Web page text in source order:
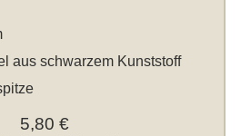
aus schwarzem Kunststoff
5,80 €